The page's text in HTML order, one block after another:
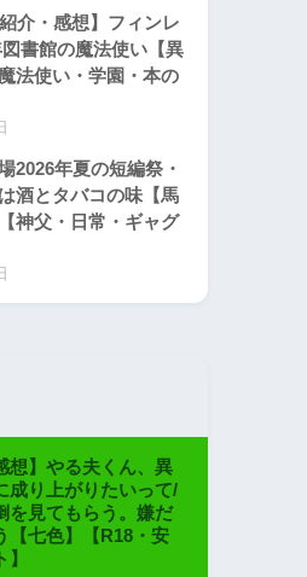
介・感想】フィンレ
書館の魔法使い【異
法使い・学園・本の
2026年夏の短編祭・
酒とタバコの味【馬
神父・日常・ギャグ